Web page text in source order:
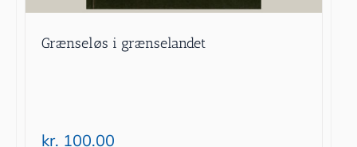
Grænseløs i grænselandet
kr. 100.00